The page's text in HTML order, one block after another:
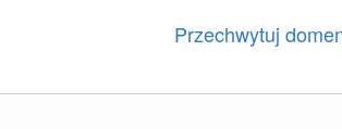
Przechwytuj